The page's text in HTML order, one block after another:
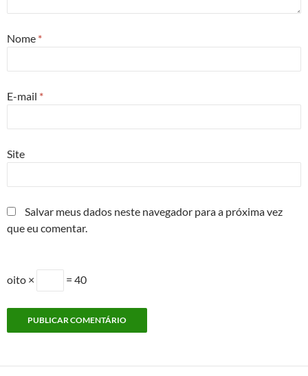
Nome *
E-mail *
Site
Salvar meus dados neste navegador para a próxima vez
que eu comentar.
oito × = 40